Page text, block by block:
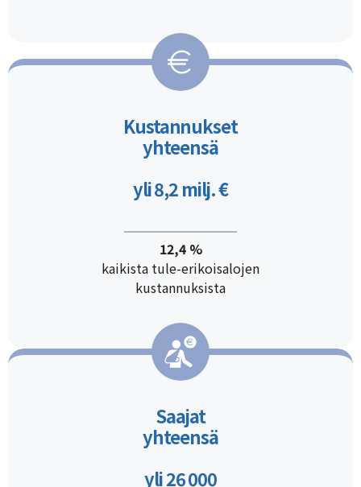
Kustannukset
yhteensä
yli 8,2 milj. €
12,4 %
kaikista tule-erikoisalojen
kustannuksista
Saajat
yhteensä
yli 26 000